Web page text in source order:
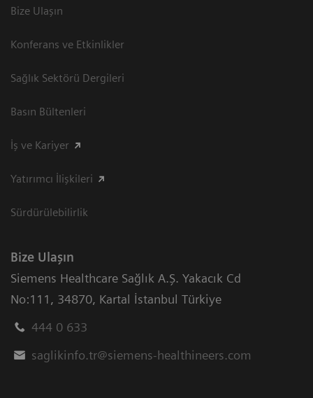
Bize Ulaşın
Konferans ve Etkinlikler
Sağlık Sektörü Dergileri
Basın Bültenleri
İş ve Kariyer
Yatırımcı İlişkileri
Sürdürülebilirlik
Bize Ulaşın
Siemens Healthcare Sağlık A.Ş. Yakacık Cd
No:111, 34870, Kartal İstanbul Türkiye
444 0 633
saglikinfo.tr@siemens-healthineers.com